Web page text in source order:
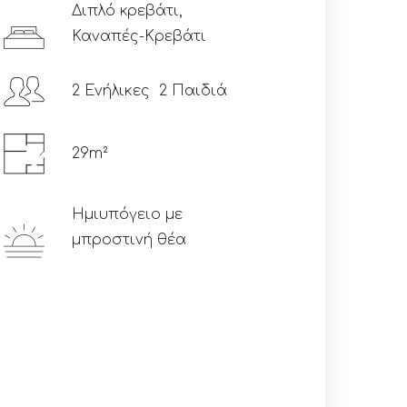
Διπλό κρεβάτι,
Καναπές-Κρεβάτι
2 Ενήλικες 2 Παιδιά
29m²
Ημιυπόγειο με
μπροστινή θέα